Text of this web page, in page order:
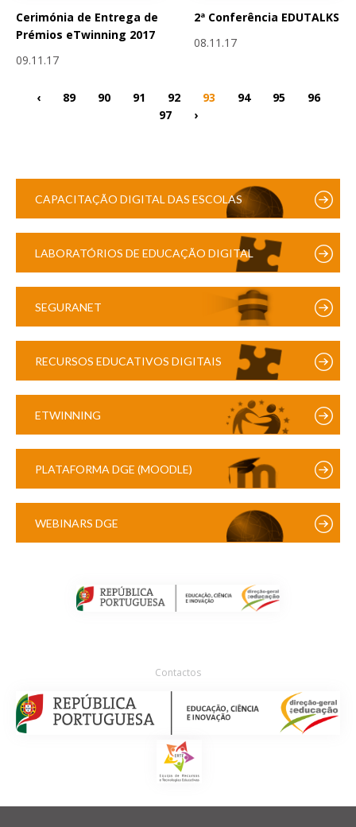
Cerimónia de Entrega de
Prémios eTwinning 2017
09.11.17
2ª Conferência EDUTALKS
08.11.17
‹ 89 90 91 92 93 94 95
96
97
›
CAPACITAÇÃO DIGITAL DAS ESCOLAS
LABORATÓRIOS DE EDUCAÇÃO DIGITAL
SEGURANET
RECURSOS EDUCATIVOS DIGITAIS
ETWINNING
PLATAFORMA DGE (MOODLE)
WEBINARS DGE
Contactos